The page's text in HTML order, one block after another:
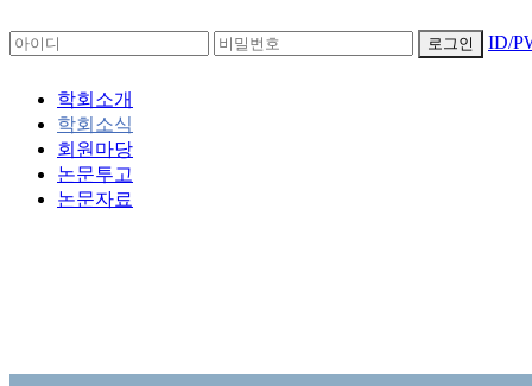
로그인 ID/
학회소개
학회소식
회원마당
논문투고
논문자료